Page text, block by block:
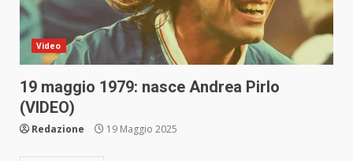
Video
19 maggio 1979: nasce Andrea Pirlo
(VIDEO)
Redazione 19 Maggio 2025